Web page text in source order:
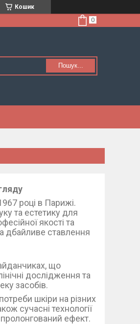
Кошик
Пошук...
році в Парижі.
та естетику для
якості та
дбайливе ставлення
що
дослідження та
засобів.
шкіри на різних
сучасні технології
ефект.